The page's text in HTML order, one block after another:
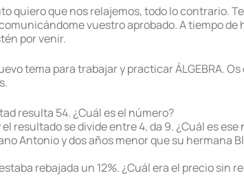
quiero que nos relajemos, todo lo contrario.
vuestro aprobado. A tiempo
por venir.
tema para trabajar y practicar ÁLGEBRA.
resulta 54. ¿Cuál es el número?
resultado se divide entre 4, da 9. ¿Cuál es ese
Antonio y dos años menor que su hermana
rebajada un 12%. ¿Cuál era el precio sin